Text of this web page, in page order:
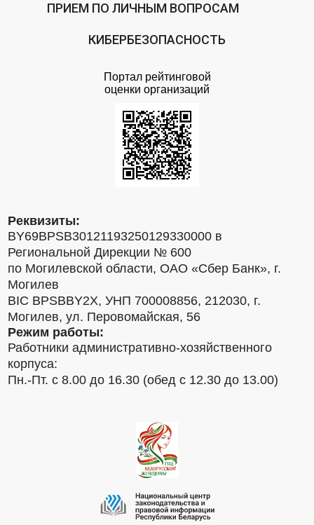
ПРИЕМ ПО ЛИЧНЫМ ВОПРОСАМ
КИБЕРБЕЗОПАСНОСТЬ
Портал рейтинговой
оценки организаций
Реквизиты:
BY69BPSB30121193250129330000 в
Региональной Дирекции № 600
по Могилевской области, ОАО «Сбер Банк», г.
Могилев
BIC BPSBBY2X, УНП 700008856, 212030, г.
Могилев, ул. Перовомайская, 56
Режим работы:
Работники административно-хозяйственного
корпуса:
Пн.-Пт. с 8.00 до 16.30 (обед с 12.30 до 13.00)